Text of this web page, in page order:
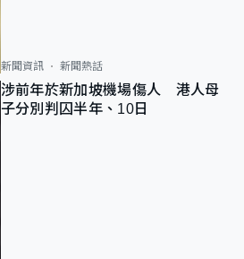
新聞資訊 新聞熱話
涉前年於新加坡機場傷人 港人母
子分別判囚半年、10日